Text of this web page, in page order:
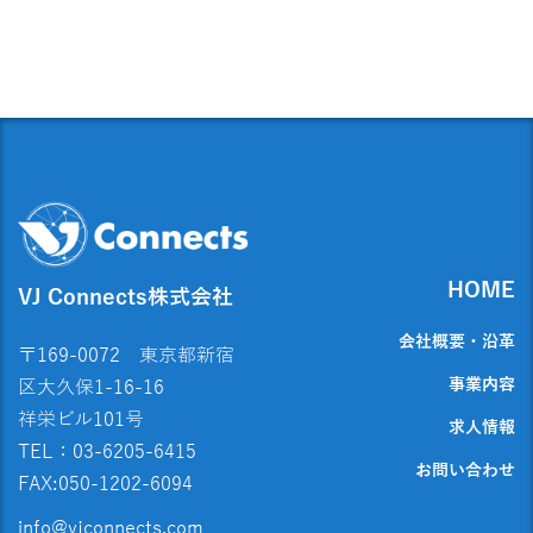
VJ Connects株式会社
〒169-0072 東京都新宿
区大久保1-16-16
祥栄ビル101号
TEL：03-6205-6415
FAX:050-1202-6094
info@vjconnects.com
HOME
会社概要・沿革
事業内容
求人情報
お問い合わせ